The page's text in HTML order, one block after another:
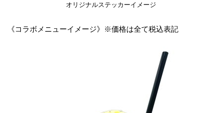
オリジナルステッカーイメージ
《コラボメニューイメージ》※価格は全て税込表記